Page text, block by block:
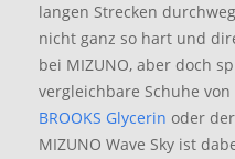
langen Strecken
nicht ganz so hart und
bei MIZUNO, aber doch
vergleichbare Schuhe
BROOKS Glycerin oder
MIZUNO Wave Sky ist